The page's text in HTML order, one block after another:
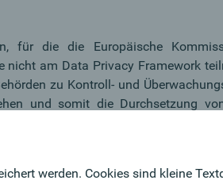
für die die Europäische
am Data Privacy Framework
zu Kontroll- und
und somit die Durchsetzung
und Speicherung aller
werden. Cookies sind kleine